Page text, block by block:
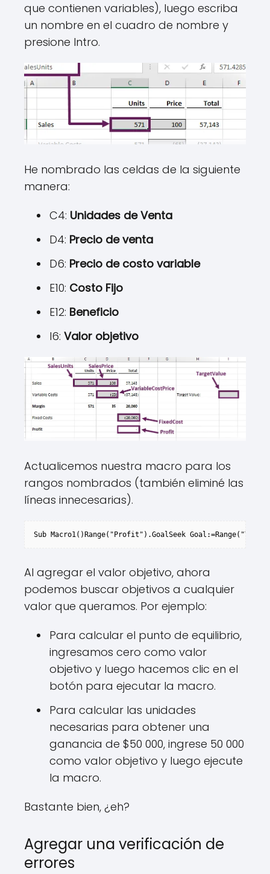
que contienen variables), luego escriba
un nombre en el cuadro de nombre y
presione Intro.
He nombrado las celdas de la siguiente
manera:
C4: Unidades de Venta
D4: Precio de venta
D6: Precio de costo variable
E10: Costo Fijo
E12: Beneficio
I6: Valor objetivo
Actualicemos nuestra macro para los
rangos nombrados (también eliminé las
líneas innecesarias).
Sub Macro1()Range("Profit").GoalSeek
Al agregar el valor objetivo, ahora
podemos buscar objetivos a cualquier
valor que queramos. Por ejemplo:
Para calcular el punto de equilibrio,
ingresamos cero como valor
objetivo y luego hacemos clic en el
botón para ejecutar la macro.
Para calcular las unidades
necesarias para obtener una
ganancia de $50 000, ingrese 50 000
como valor objetivo y luego ejecute
la macro.
Bastante bien, ¿eh?
Agregar una verificación de
errores